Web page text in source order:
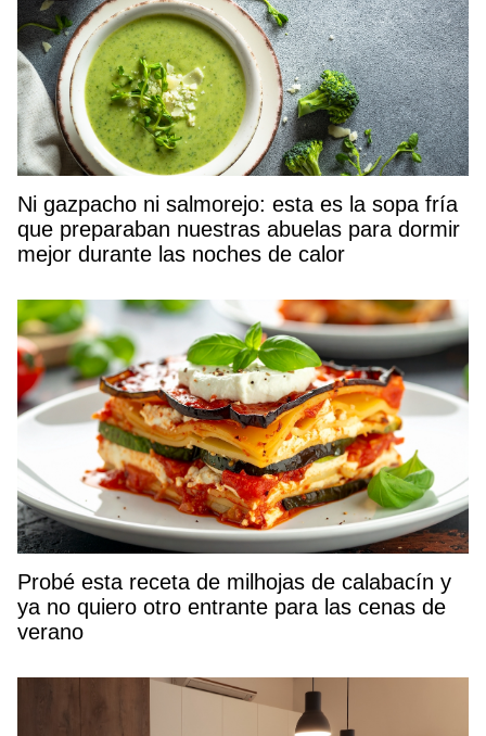
Ni gazpacho ni salmorejo: esta es la sopa fría
que preparaban nuestras abuelas para dormir
mejor durante las noches de calor
Probé esta receta de milhojas de calabacín y
ya no quiero otro entrante para las cenas de
verano